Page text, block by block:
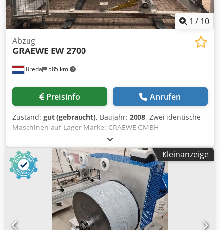
1 / 10
Breda 585 km
Abzug
GRAEWE EW 2700
Preisinfo Anrufen
Zustand: gut (gebraucht), Baujahr: 2008, Zwei identische
Maschinen auf Lager Marke: GRAEWE GMBH
Maschinentyp: Wickler Modell: EW 2700 Codpfx Ajy N Sx
Djbpeha Baujahr: 2008 Gewicht (kg): 2030 Spannung (V):
400V/50Hz
Kleinanzeige